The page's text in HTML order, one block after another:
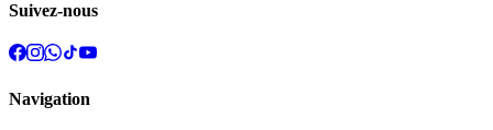
Suivez-nous
Navigation